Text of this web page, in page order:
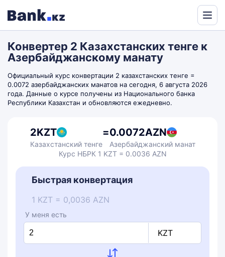
by
Translate
Конвертер 2 Казахстанских тенге к
Азербайджанскому манату
Официальный курс конвертации 2 казахстанских тенге =
0.0072 азербайджанских манатов на сегодня, 6 августа 2026
года. Данные о курсе получены из Национального банка
Республики Казахстан и обновляются ежедневно.
2KZT
Казахстанский тенге
=0.0072AZN
Азербайджанский манат
Курс НБРК 1 KZT = 0.0036 AZN
Быстрая конвертация
1 KZT = 0,0036 AZN
У меня есть
KZT